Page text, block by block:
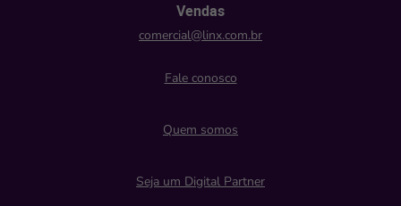
Vendas
comercial@linx.com.br
Fale conosco
Quem somos
Seja um Digital Partner